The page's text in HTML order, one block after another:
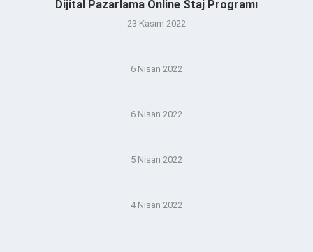
Dijital Pazarlama Online Staj Programı
23 Kasım 2022
6 Nisan 2022
6 Nisan 2022
5 Nisan 2022
4 Nisan 2022